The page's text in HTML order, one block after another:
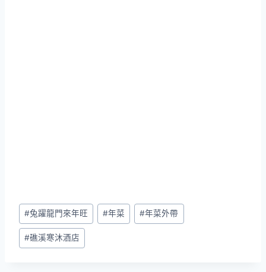
Post
Tags:
#兔躍龍門來年旺 #年菜 #年菜外帶
#礁溪寒沐酒店